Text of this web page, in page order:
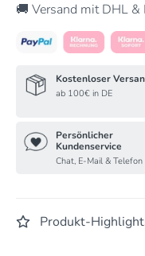
🚚 Versand mit DHL &
Kostenloser
ab 100€ in DE
Persönlicher
Kundenservice
Chat, E-Mail & Telefon
Produkt-